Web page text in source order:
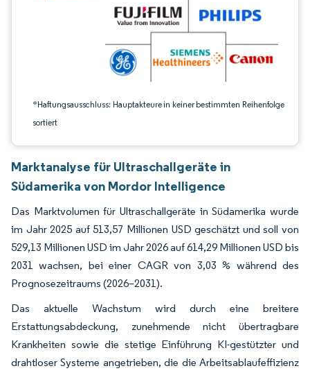
*Haftungsausschluss: Hauptakteure in keiner bestimmten Reihenfolge
sortiert
Marktanalyse für Ultraschallgeräte in
Südamerika von Mordor Intelligence
Das Marktvolumen für Ultraschallgeräte in Südamerika wurde
im Jahr 2025 auf 513,57 Millionen USD geschätzt und soll von
529,13 Millionen USD im Jahr 2026 auf 614,29 Millionen USD bis
2031 wachsen, bei einer CAGR von 3,03 % während des
Prognosezeitraums (2026–2031).
Das aktuelle Wachstum wird durch eine breitere
Erstattungsabdeckung, zunehmende nicht übertragbare
Krankheiten sowie die stetige Einführung KI-gestützter und
drahtloser Systeme angetrieben, die die Arbeitsablaufeffizienz